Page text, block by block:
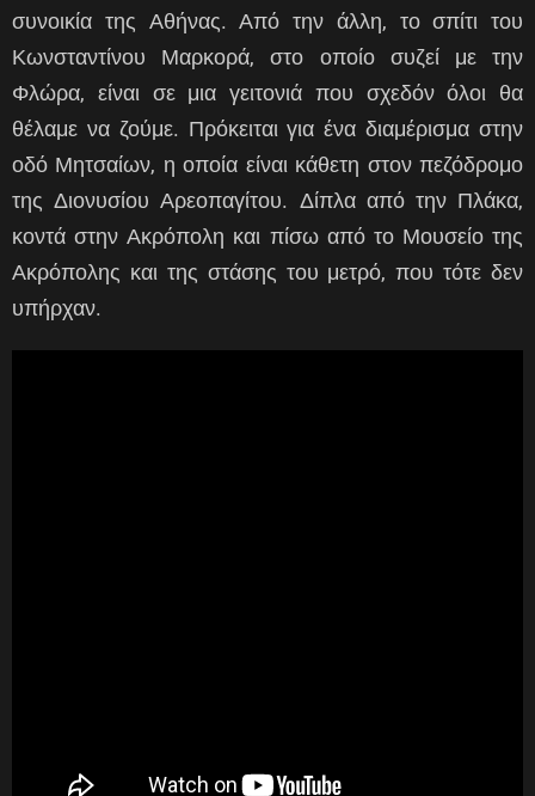
συνοικία της Αθήνας. Από την άλλη, το σπίτι του
Κωνσταντίνου Μαρκορά, στο οποίο συζεί με την
Φλώρα, είναι σε μια γειτονιά που σχεδόν όλοι θα
θέλαμε να ζούμε. Πρόκειται για ένα διαμέρισμα στην
οδό Μητσαίων, η οποία είναι κάθετη στον πεζόδρομο
της Διονυσίου Αρεοπαγίτου. Δίπλα από την Πλάκα,
κοντά στην Ακρόπολη και πίσω από το Μουσείο της
Ακρόπολης και της στάσης του μετρό, που τότε δεν
υπήρχαν.